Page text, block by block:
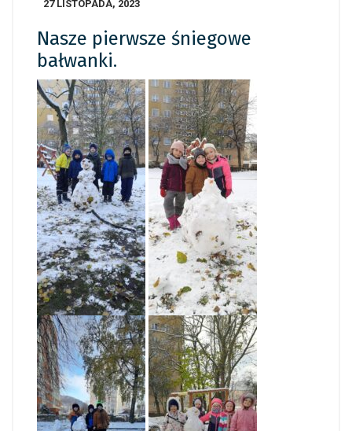
27 LISTOPADA, 2023
Nasze pierwsze śniegowe
bałwanki.